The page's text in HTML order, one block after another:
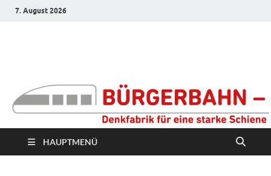
7. August 2026
Denkfabrik für eine
starke Schiene
HAUPTMENÜ